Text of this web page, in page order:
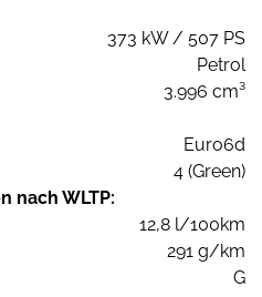
373 kW / 507 PS
Petrol
3.996 cm³
Euro6d
4 (Green)
nach WLTP:
12,8 l/100km
291 g/km
G